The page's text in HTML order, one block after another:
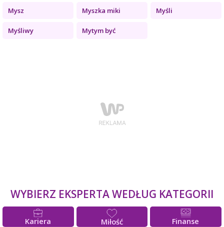
Mysz Myszka miki Myśli
Myśliwy Mytym być
WYBIERZ EKSPERTA WEDŁUG KATEGORII
Kariera Miłość Finanse